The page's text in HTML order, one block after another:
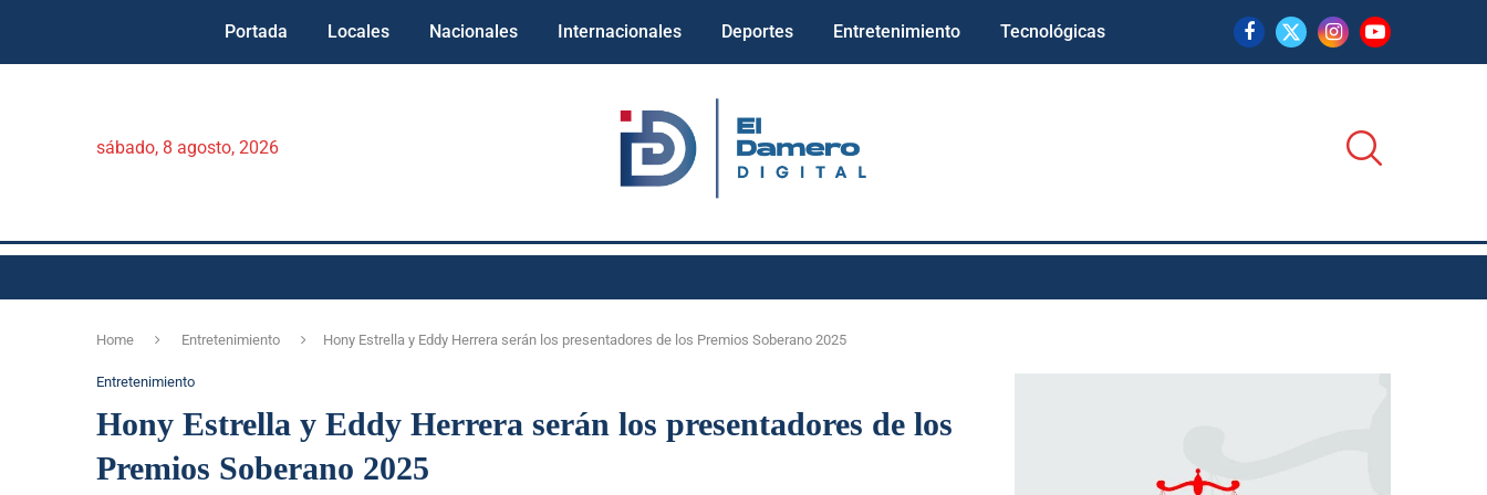
Portada Locales Nacionales Internacionales Deportes Entretenimiento Tecnológicas
sábado, 8 agosto, 2026
Home Entretenimiento Hony Estrella y Eddy Herrera serán los presentadores de los Premios Soberano 2025
Entretenimiento
Hony Estrella y Eddy Herrera serán los presentadores de los
Premios Soberano 2025